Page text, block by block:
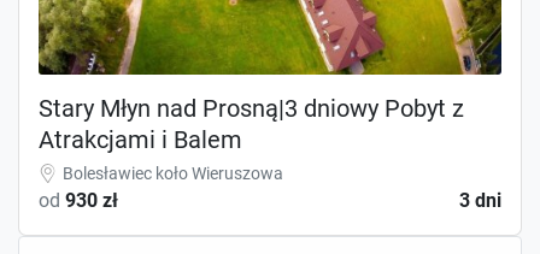
Stary Młyn nad Prosną|3 dniowy Pobyt z
Atrakcjami i Balem
Bolesławiec koło Wieruszowa
od 930 zł 3 dni